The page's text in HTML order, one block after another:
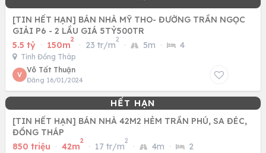
[TIN HẾT HẠN] BÁN NHÀ MỸ THO- ĐƯỜNG TRẦN NGỌC
GIẢI P6 - 2 LẦU GIÁ 5TỶ500TR
5.5 tỷ · 150m
2
· 23 tr/m
2
· 5m · 4
Tỉnh Đồng Tháp
V
Võ Tất Thuận
Đăng 16/01/2024
[TIN HẾT HẠN] BÁN NHÀ 42M2 HẺM TRẦN PHÚ, SA ĐÉC,
ĐỒNG THÁP
850 triệu · 42m
2
· 17 tr/m
2
· 4m · 2